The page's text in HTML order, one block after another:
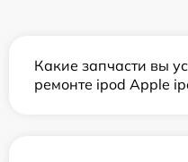
Какие запчасти вы
ремонте ipod Apple